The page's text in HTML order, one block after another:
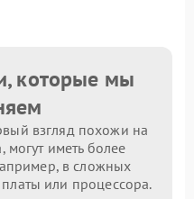
которые мы
взгляд похожи на
могут иметь более
в сложных
платы или процессора.